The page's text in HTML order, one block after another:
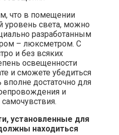
что в помещении
уровень света, можно
разработанным
– люксметром. С
и без всяких
освещенности
и сможете убедиться
вполне достаточно для
и
установленные для
находиться